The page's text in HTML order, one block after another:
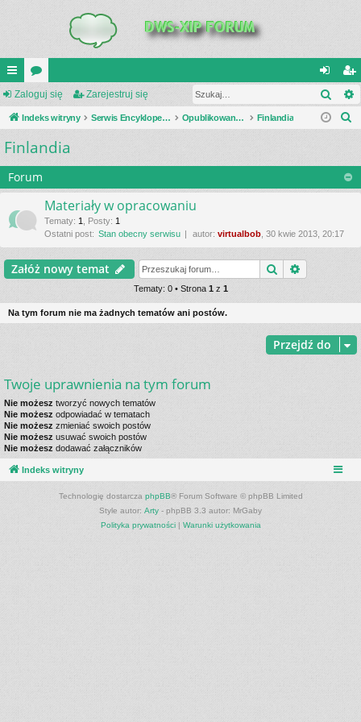
UI
C
K
_L
IN
K
or
a
al
og
si
ę
ar
ej
tru
j
Zaloguj się Zarejestruj się
Indeks witryny Serwis Encyklopedia Uzbrojenia Opublikowane zestawienia Finlandia
a
Finlandia
Forum
Materiały w opracowaniu
Tematy: 1 Posty: 1
Ostatni post: Stan obecny serwisu autor: virtualbob , 30 kwie 2013, 20:17
Załóż nowy temat Szukaj
Tematy: 0 • Strona 1z 1
Na tym forum nie ma żadnych tematów ani postów.
Przejdź do
Twoje uprawnienia na tym forum
Nie możesz tworzyć nowych tematów
Nie możesz odpowiadać w tematach
Nie możesz zmieniać swoich postów
Nie możesz usuwać swoich postów
Nie możesz dodawać załączników
Indeks witryny
Technologię dostarcza phpBB® Forum Software © phpBB Limited
Style autor: Arty - phpBB 3.3 autor: MrGaby
Polityka prywatności| Warunki użytkowania